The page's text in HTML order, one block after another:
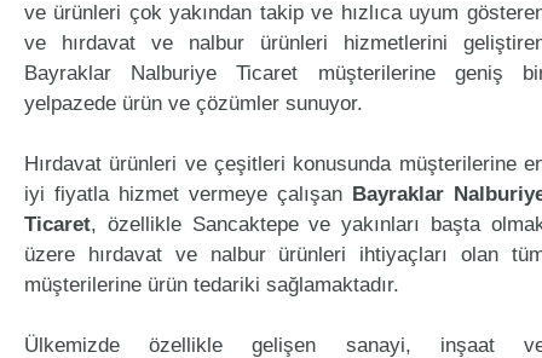
ve ürünleri çok yakından takip ve hızlıca uyum
ve hırdavat ve nalbur ürünleri hizmetlerini
Bayraklar Nalburiye Ticaret müşterilerine geniş
yelpazede ürün ve çözümler sunuyor.
Hırdavat ürünleri ve çeşitleri konusunda müşterilerine
iyi fiyatla hizmet vermeye çalışan Bayraklar
Ticaret, özellikle Sancaktepe ve yakınları başta
üzere hırdavat ve nalbur ürünleri ihtiyaçları olan
müşterilerine ürün tedariki sağlamaktadır.
Ülkemizde özellikle gelişen sanayi, inşaat